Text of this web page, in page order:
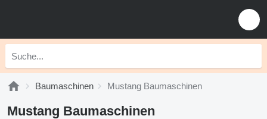
Baumaschinen Mustang Baumaschinen
Mustang Baumaschinen